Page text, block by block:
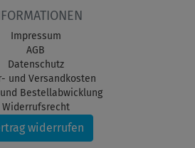
Impressum
AGB
Datenschutz
und Versandkosten
Bestellabwicklung
Widerrufsrecht
widerrufen